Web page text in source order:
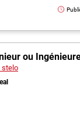
ou
stelo